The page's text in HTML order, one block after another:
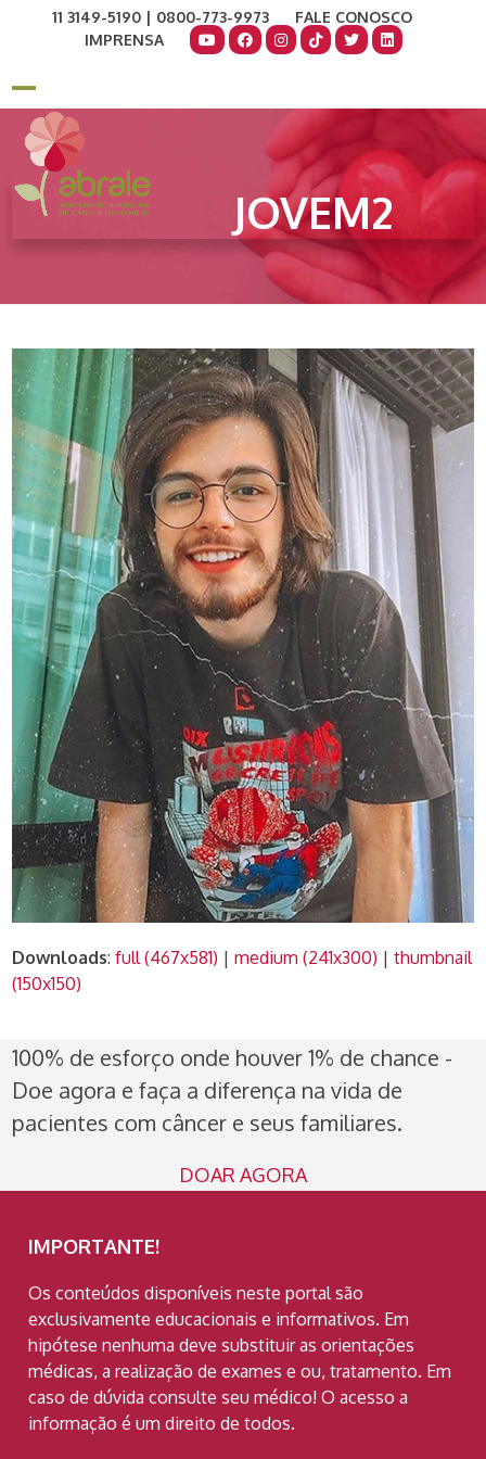
11 3149-5190 | 0800-773-9973
FALE CONOSCO
IMPRENSA
Open
mobile
menu
Close
mobile
menu
JOVEM2
Downloads:full (467x581) |medium (241x300) |thumbnail
(150x150)
100% de esforço onde houver 1% de chance -
Doe agora e faça a diferença na vida de
pacientes com câncer e seus familiares.
DOAR AGORA
IMPORTANTE!
Os conteúdos disponíveis neste portal são
exclusivamente educacionais e informativos. Em
hipótese nenhuma deve substituir as orientações
médicas, a realização de exames e ou, tratamento. Em
caso de dúvida consulte seu médico! O acesso a
informação é um direito de todos.